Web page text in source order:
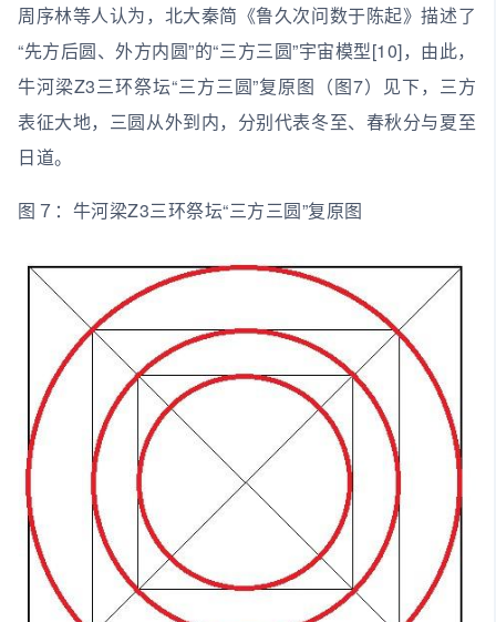
周序林等人认为，北大秦简《鲁久次问数于陈起》描述了
“先方后圆、外方内圆”的“三方三圆”宇宙模型[10]，由此，
牛河梁Z3三环祭坛“三方三圆”复原图（图7）见下，三方
表征大地，三圆从外到内，分别代表冬至、春秋分与夏至
日道。
图７：牛河梁Z3三环祭坛“三方三圆”复原图